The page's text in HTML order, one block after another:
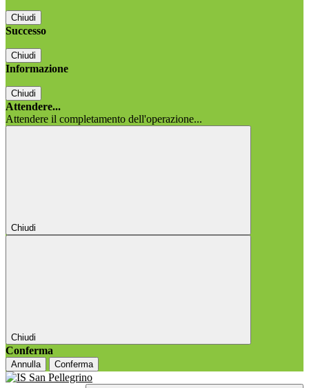
Chiudi
Successo
Chiudi
Informazione
Chiudi
Attendere...
Attendere il completamento dell'operazione...
Chiudi
Chiudi
Conferma
Annulla Conferma